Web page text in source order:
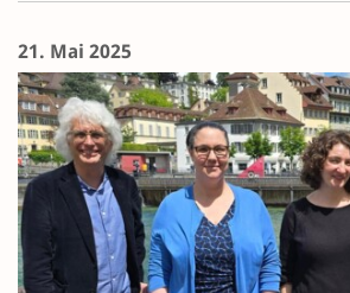
21. Mai 2025